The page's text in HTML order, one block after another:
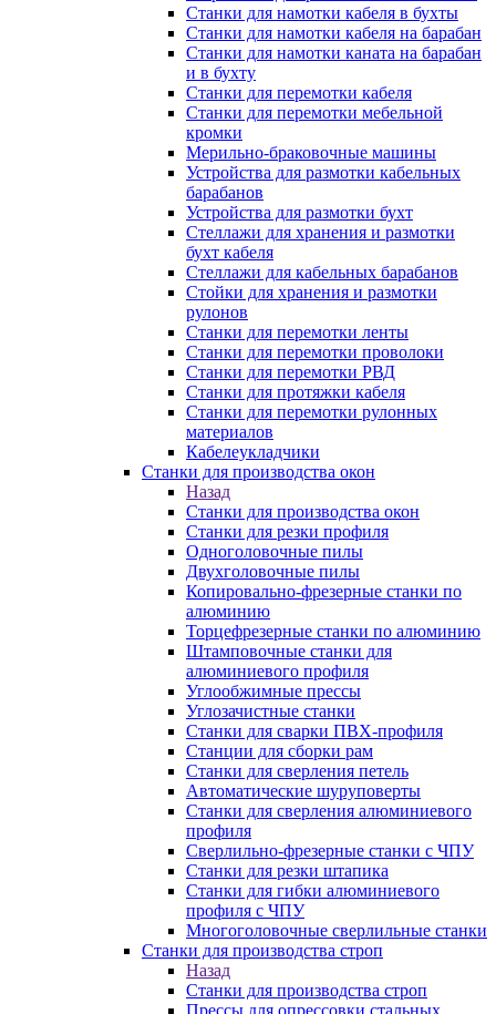
Станки для намотки кабеля в бухты
Станки для намотки кабеля на барабан
Станки для намотки каната на барабан
и в бухту
Станки для перемотки кабеля
Станки для перемотки мебельной
кромки
Мерильно-браковочные машины
Устройства для размотки кабельных
барабанов
Устройства для размотки бухт
Стеллажи для хранения и размотки
бухт кабеля
Стеллажи для кабельных барабанов
Стойки для хранения и размотки
рулонов
Станки для перемотки ленты
Станки для перемотки проволоки
Станки для перемотки РВД
Станки для протяжки кабеля
Станки для перемотки рулонных
материалов
Кабелеукладчики
Станки для производства окон
Назад
Станки для производства окон
Станки для резки профиля
Одноголовочные пилы
Двухголовочные пилы
Копировально-фрезерные станки по
алюминию
Торцефрезерные станки по алюминию
Штамповочные станки для
алюминиевого профиля
Углообжимные прессы
Углозачистные станки
Станки для сварки ПВХ-профиля
Станции для сборки рам
Станки для сверления петель
Автоматические шуруповерты
Станки для сверления алюминиевого
профиля
Сверлильно-фрезерные станки с ЧПУ
Станки для резки штапика
Станки для гибки алюминиевого
профиля с ЧПУ
Многоголовочные сверлильные станки
Станки для производства строп
Назад
Станки для производства строп
Прессы для опрессовки стальных